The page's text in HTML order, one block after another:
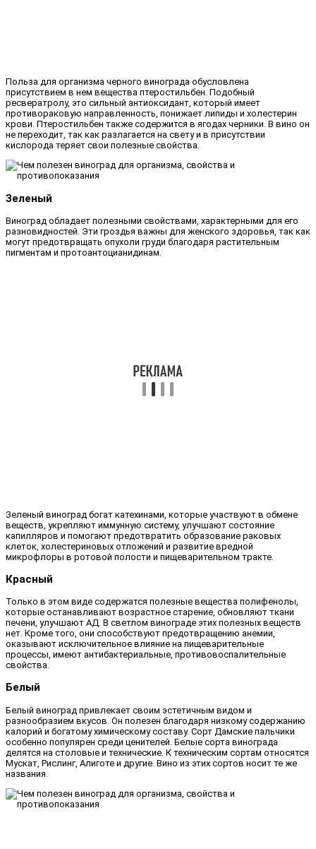
Польза для организма черного винограда обусловлена
присутствием в нем вещества птеростильбен. Подобный
ресвератролу, это сильный антиоксидант, который имеет
противораковую направленность, понижает липиды и холестерин
крови. Птеростильбен также содержится в ягодах черники. В вино он
не переходит, так как разлагается на свету и в присутствии
кислорода теряет свои полезные свойства.
Зеленый
Виноград обладает полезными свойствами, характерными для его
разновидностей. Эти гроздья важны для женского здоровья, так как
могут предотвращать опухоли груди благодаря растительным
пигментам и протоантоцианидинам.
Зеленый виноград богат катехинами, которые участвуют в обмене
веществ, укрепляют иммунную систему, улучшают состояние
капилляров и помогают предотвратить образование раковых
клеток, холестериновых отложений и развитие вредной
микрофлоры в ротовой полости и пищеварительном тракте.
Красный
Только в этом виде содержатся полезные вещества полифенолы,
которые останавливают возрастное старение, обновляют ткани
печени, улучшают АД. В светлом винограде этих полезных веществ
нет. Кроме того, они способствуют предотвращению анемии,
оказывают исключительное влияние на пищеварительные
процессы, имеют антибактериальные, противовоспалительные
свойства.
Белый
Белый виноград привлекает своим эстетичным видом и
разнообразием вкусов. Он полезен благодаря низкому содержанию
калорий и богатому химическому составу. Сорт Дамские пальчики
особенно популярен среди ценителей. Белые сорта винограда
делятся на столовые и технические. К техническим сортам относятся
Мускат, Рислинг, Алиготе и другие. Вино из этих сортов носит те же
названия.